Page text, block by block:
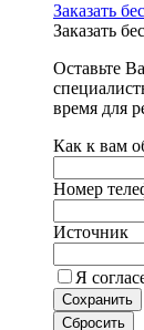
Заказать
Заказать
Оставьте
время для
Как к вам
Номер
Источник
Я